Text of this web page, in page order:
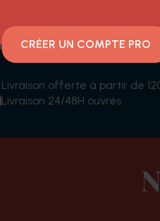
Livraison offerte à partir de
Livraison 24/48H ouvrés
CRÉER UN COMPTE PRO